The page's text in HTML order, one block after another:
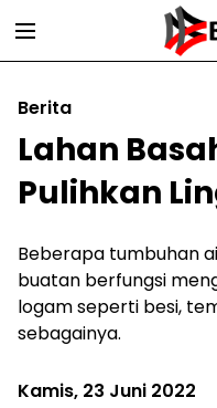
Berita
Lahan
Pulihkan
Beberapa tumbuhan
buatan berfungsi
logam seperti besi,
sebagainya.
Kamis, 23 Juni 2022